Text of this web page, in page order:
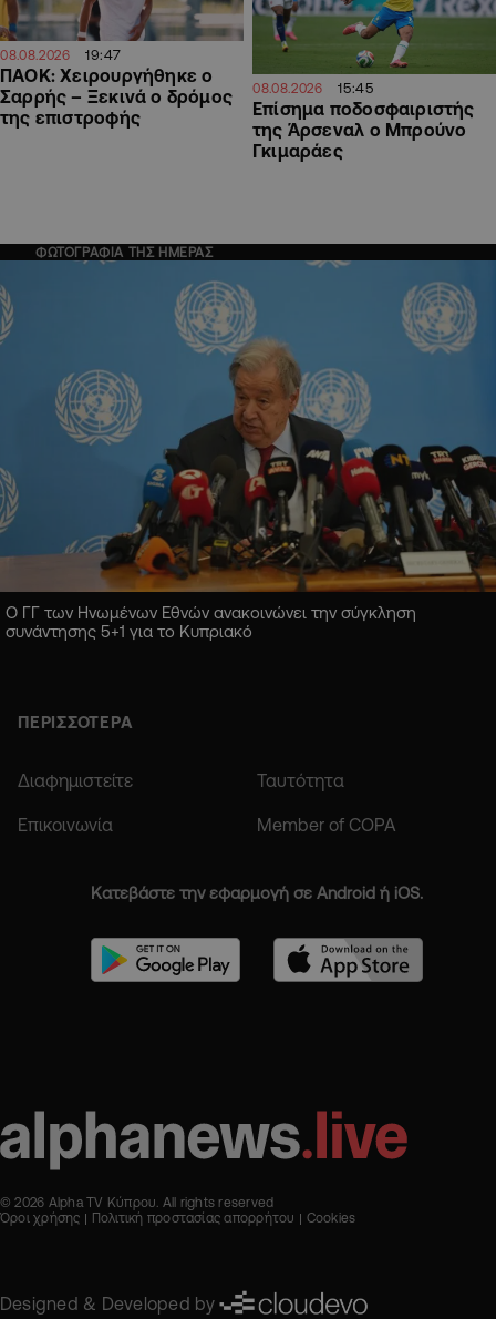
08.08.2026 19:47
ΠΑΟΚ: Χειρουργήθηκε ο
Σαρρής – Ξεκινά ο δρόμος
της επιστροφής
08.08.2026 15:45
Επίσημα ποδοσφαιριστής
της Άρσεναλ ο Μπρούνο
Γκιμαράες
ΦΩΤΟΓΡΑΦΙΑ ΤΗΣ ΗΜΕΡΑΣ
Ο ΓΓ των Ηνωμένων Εθνών ανακοινώνει την σύγκληση
συνάντησης 5+1 για το Κυπριακό
ΠΕΡΙΣΣΟΤΕΡΑ
Διαφημιστείτε Ταυτότητα
Επικοινωνία Member of COPA
Κατεβάστε την εφαρμογή σε Android ή iOS.
© 2026 Alpha TV Κύπρου. All rights reserved
Όροι χρήσης
Πολιτική προστασίας απορρήτου Cookies
Designed & Developed by